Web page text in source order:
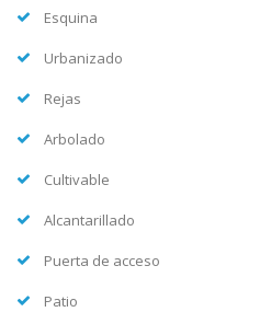
Esquina
Urbanizado
Rejas
Arbolado
Cultivable
Alcantarillado
Puerta de acceso
Patio